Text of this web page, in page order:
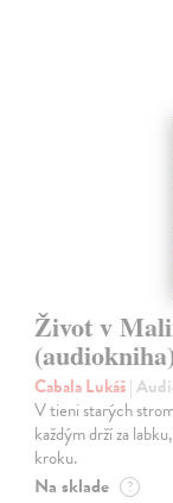
Život v
Cabala Lukáš|
V tieni starých
každým drží za
kroku.
Na sklade ?